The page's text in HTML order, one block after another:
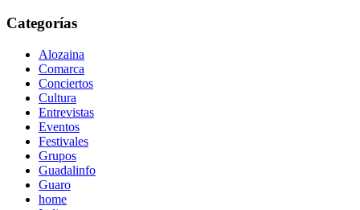
Categorías
Alozaina
Comarca
Conciertos
Cultura
Entrevistas
Eventos
Festivales
Grupos
Guadalinfo
Guaro
home